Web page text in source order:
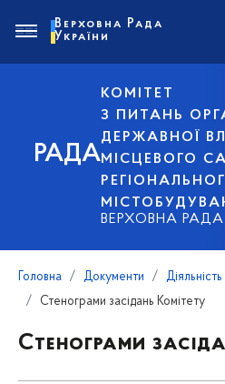
РАДА
КОМІТЕТ
З ПИТАНЬ
ДЕРЖАВНОЇ
МІСЦЕВОГО
ВЕРХОВНА РАДА
Верховна Рада
України
Головна Документи
Стенограми засідань Комітету
Стенограми